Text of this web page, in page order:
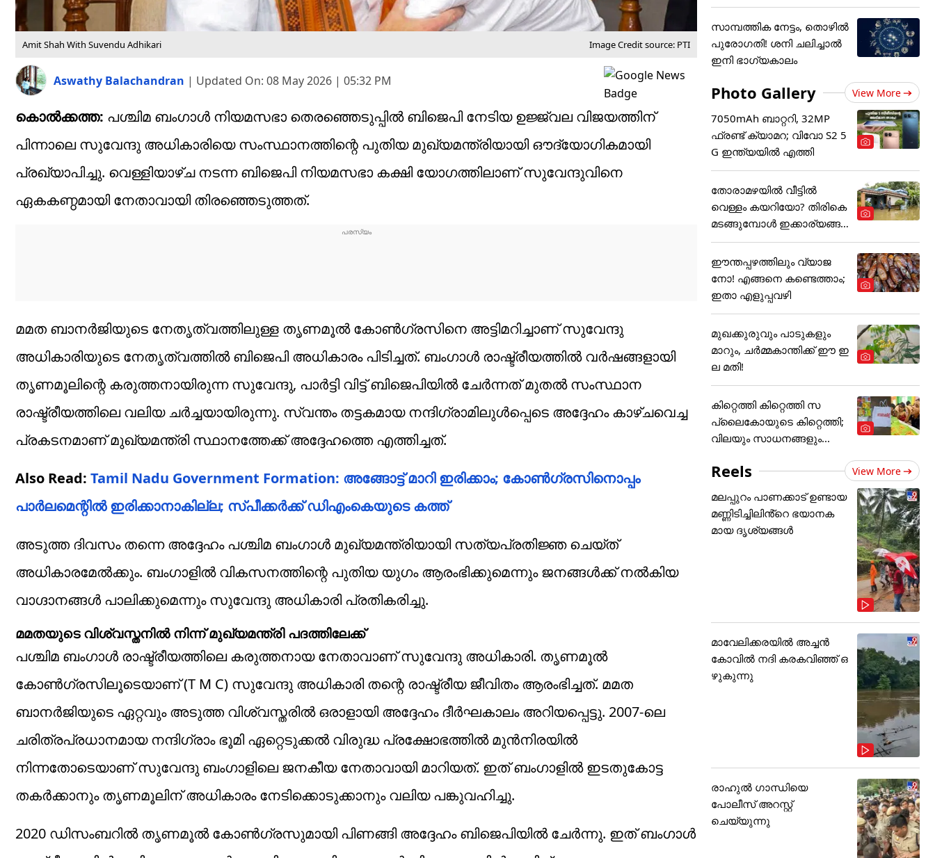
Amit Shah With Suvendu Adhikari Image Credit source: PTI
Aswathy Balachandran | Updated On: 08 May 2026 | 05:32 PM
കൊൽക്കത്ത: പശ്ചിമ ബംഗാൾ നിയമസഭാ തെരഞ്ഞെടുപ്പിൽ ബിജെപി നേടിയ ഉജ്ജ്വല വിജയത്തിന്
പിന്നാലെ സുവേന്ദു അധികാരിയെ സംസ്ഥാനത്തിന്റെ പുതിയ മുഖ്യമന്ത്രിയായി ഔദ്യോഗികമായി
പ്രഖ്യാപിച്ചു. വെള്ളിയാഴ്ച നടന്ന ബിജെപി നിയമസഭാ കക്ഷി യോഗത്തിലാണ് സുവേന്ദുവിനെ
ഏകകണ്ഠമായി നേതാവായി തിരഞ്ഞെടുത്തത്.
മമത ബാനർജിയുടെ നേതൃത്വത്തിലുള്ള തൃണമൂൽ കോൺഗ്രസിനെ അട്ടിമറിച്ചാണ് സുവേന്ദു
അധികാരിയുടെ നേതൃത്വത്തിൽ ബിജെപി അധികാരം പിടിച്ചത്. ബംഗാൾ രാഷ്ട്രീയത്തിൽ വർഷങ്ങളായി
തൃണമൂലിന്റെ കരുത്തനായിരുന്ന സുവേന്ദു, പാർട്ടി വിട്ട് ബിജെപിയിൽ ചേർന്നത് മുതൽ സംസ്ഥാന
രാഷ്ട്രീയത്തിലെ വലിയ ചർച്ചയായിരുന്നു. സ്വന്തം തട്ടകമായ നന്ദിഗ്രാമിലുൾപ്പെടെ അദ്ദേഹം കാഴ്ചവെച്ച
പ്രകടനമാണ് മുഖ്യമന്ത്രി സ്ഥാനത്തേക്ക് അദ്ദേഹത്തെ എത്തിച്ചത്.
Also Read: Tamil Nadu Government Formation: അങ്ങോട്ട് മാറി ഇരിക്കാം; കോണ്‍ഗ്രസിനൊപ്പം
പാര്‍ലമെന്റില്‍ ഇരിക്കാനാകില്ല; സ്പീക്കര്‍ക്ക് ഡിഎംകെയുടെ കത്ത്
അടുത്ത ദിവസം തന്നെ അദ്ദേഹം പശ്ചിമ ബംഗാൾ മുഖ്യമന്ത്രിയായി സത്യപ്രതിജ്ഞ ചെയ്ത്
അധികാരമേൽക്കും. ബംഗാളിൽ വികസനത്തിന്റെ പുതിയ യുഗം ആരംഭിക്കുമെന്നും ജനങ്ങൾക്ക് നൽകിയ
വാഗ്ദാനങ്ങൾ പാലിക്കുമെന്നും സുവേന്ദു അധികാരി പ്രതികരിച്ചു.
മമതയുടെ വിശ്വസ്തനിൽ നിന്ന് മുഖ്യമന്ത്രി പദത്തിലേക്ക്
പശ്ചിമ ബംഗാൾ രാഷ്ട്രീയത്തിലെ കരുത്തനായ നേതാവാണ് സുവേന്ദു അധികാരി. തൃണമൂൽ
കോൺഗ്രസിലൂടെയാണ് (T M C) സുവേന്ദു അധികാരി തന്റെ രാഷ്ട്രീയ ജീവിതം ആരംഭിച്ചത്. മമത
ബാനർജിയുടെ ഏറ്റവും അടുത്ത വിശ്വസ്തരിൽ ഒരാളായി അദ്ദേഹം ദീർഘകാലം അറിയപ്പെട്ടു. 2007-ലെ
ചരിത്രപ്രധാനമായ നന്ദിഗ്രാം ഭൂമി ഏറ്റെടുക്കൽ വിരുദ്ധ പ്രക്ഷോഭത്തിൽ മുൻനിരയിൽ
നിന്നതോടെയാണ് സുവേന്ദു ബംഗാളിലെ ജനകീയ നേതാവായി മാറിയത്. ഇത് ബംഗാളിൽ ഇടതുകോട്ട
തകർക്കാനും തൃണമൂലിന് അധികാരം നേടിക്കൊടുക്കാനും വലിയ പങ്കുവഹിച്ചു.
2020 ഡിസംബറിൽ തൃണമൂൽ കോൺഗ്രസുമായി പിണങ്ങി അദ്ദേഹം ബിജെപിയിൽ ചേർന്നു. ഇത് ബംഗാൾ
സാമ്പത്തിക നേട്ടം, തൊഴിൽ
പുരോഗതി! ശനി ചലിച്ചാൽ
ഇനി ഭാഗ്യകാലം
Photo Gallery View More
7050mAh ബാറ്ററി, 32MP
ഫ്രണ്ട് ക്യാമറ; വിവോ S2 5
G ഇന്ത്യയിൽ എത്തി
തോരാമഴയിൽ വീട്ടിൽ
വെള്ളം കയറിയോ? തിരികെ
മടങ്ങുമ്പോൾ ഇക്കാര്യങ്ങ
ൾ
ഈന്തപ്പഴത്തിലും വ്യാജ
നോ! എങ്ങനെ കണ്ടെത്താം;
ഇതാ എളുപ്പവഴി
മുഖക്കുരുവും പാടുകളും
മാറും, ചർമ്മകാന്തിക്ക് ഈ ഇ
ല മതി!
കിറ്റെത്തി കിറ്റെത്തി സ
പ്ലൈകോയുടെ കിറ്റെത്തി;
വിലയും സാധനങ്ങളും...
Reels View More
മലപ്പുറം പാണക്കാട് ഉണ്ടായ
മണ്ണിടിച്ചിലിൻ്റെ ഭയാനക
മായ ദൃശ്യങ്ങൾ
മാവേലിക്കരയിൽ അച്ചൻ
കോവിൽ നദി കരകവിഞ്ഞ് ഒ
ഴുകുന്നു
രാഹുൽ ഗാന്ധിയെ
പോലീസ് അറസ്റ്റ്
ചെയ്യുന്നു